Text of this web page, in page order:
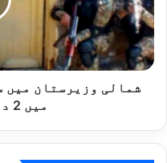
کے
آپریشن
میں
2
دہشتگرد
شمالی وزیرستان میں
میں 2 دہشتگرد ہلاک